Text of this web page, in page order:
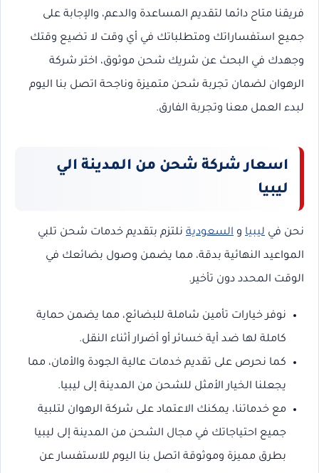
فريقنا متاح دائما لتقديم المساعدة والدعم، والإجابة على
جميع استفساراتك ومتطلباتك في أي وقت لا تضيع وقتك
وجهدك في البحث عن شريك شحن موثوق، اختر شركة
الرهوان لضمان تجربة شحن متميزة وناجحة اتصل بنا اليوم
لبدء العمل معنا وتجربة الفارق.
اسعار شركة شحن من المدينة الي
ليبيا
نحن في ليبيا و السعودية نلتزم بتقديم خدمات شحن تلبي
المواعيد النهائية بدقة، مما يضمن وصول بضائعك في
الوقت المحدد دون تأخير.
نوفر خيارات تأمين شاملة للبضائع، مما يضمن حماية
كاملة لها ضد أية خسائر أو أضرار أثناء النقل.
كما نحرص على تقديم خدمات عالية الجودة والأمان، مما
يجعلنا الخيار الأمثل للشحن من المدينة إلى ليبيا.
مع خدماتنا، يمكنك الاعتماد على شركة الرهوان لتلبية
جميع احتياجاتك في مجال الشحن من المدينة إلى ليبيا
بطرق مميزة وموثوقة اتصل بنا اليوم للاستفسار عن